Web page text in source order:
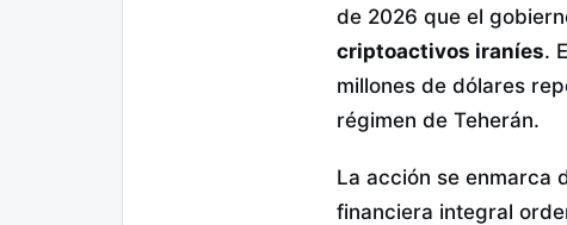
de 2026 que el
criptoactivos iraníes.
millones de dólares
régimen de Teherán.
La acción se enmarca
financiera integral